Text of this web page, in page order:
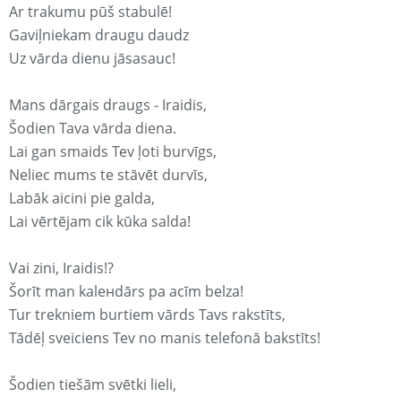
Ar trakumu pūš stabulē!
Gaviļniekam draugu daudz
Uz vārda dienu jāsasauc!
Mans dārgais draugs - Iraidis,
Šodien Tava vārda diena.
Lai gan smaids Tev ļoti burvīgs,
Neliec mums te stāvēt durvīs,
Labāk aicini pie galda,
Lai vērtējam cik kūka salda!
Vai zini, Iraidis!?
Šorīt man kaleнdārs pa acīm belza!
Tur trekniem burtiem vārds Tavs rakstīts,
Tādēļ sveiciens Tev no manis telefonā bakstīts!
Šodien tiešām svētki lieli,